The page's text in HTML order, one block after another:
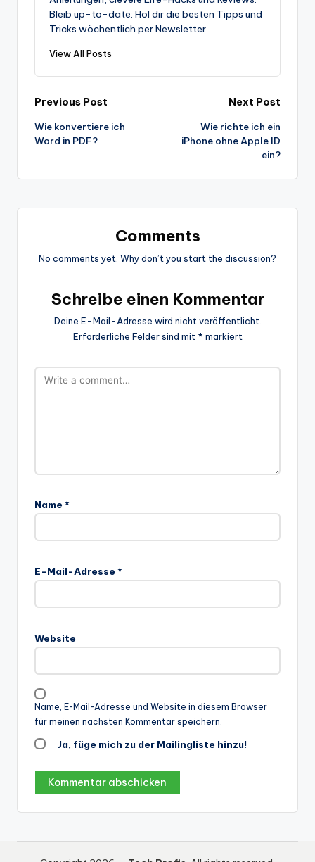
Bleib up-to-date: Hol dir die besten Tipps und
Tricks wöchentlich per Newsletter.
View All Posts
Post
navigation
Previous Post
Wie konvertiere ich
Word in PDF?
Next Post
Wie richte ich ein
iPhone ohne Apple ID
ein?
Comments
No comments yet. Why don’t you start the discussion?
Schreibe einen Kommentar
Deine E-Mail-Adresse wird nicht veröffentlicht.
Erforderliche Felder sind mit * markiert
Name *
E-Mail-Adresse *
Website
Name, E-Mail-Adresse und Website in diesem Browser
für meinen nächsten Kommentar speichern.
Ja, füge mich zu der Mailingliste hinzu!